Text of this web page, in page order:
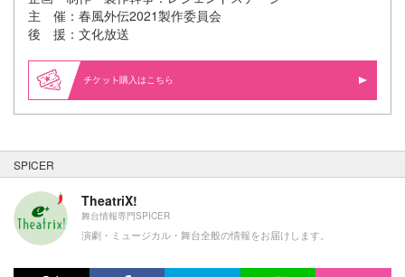
主 催：春風外伝2021製作委員会
後 援：文化放送
購入はこちら
SPICER
TheatriX!
舞台情報専門SPICER
演劇・ミュージカル・舞台全般の情報をお届けします。